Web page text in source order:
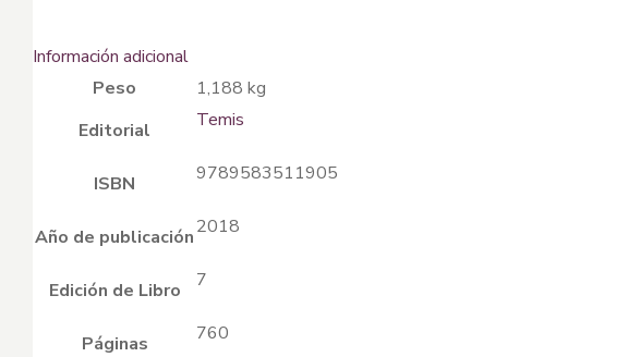
Información adicional
Peso
1,188 kg
Editorial
Temis
ISBN 9789583511905
Año de publicación2018
Edición de Libro 7
Páginas 760